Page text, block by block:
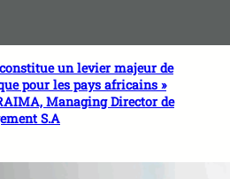
un levier majeur de
pour les pays africains »
Managing Director de
S.A